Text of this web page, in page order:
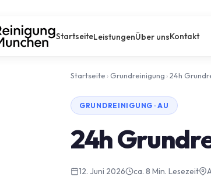
StartseiteLeistungenÜber unsKontakt
Startseite ›Grundreinigung ›24h
GRUNDREINIGUNG · AU
24h
12. Juni 2026 ca. 8 Min. Lesezeit